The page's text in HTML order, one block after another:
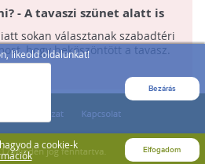
likeold oldalunkat!
Bezárás
a cookie-k
Elfogadom
- A tavaszi szünet alatt is
és arborétumok
sokan választanak szabadtéri
hogy beköszöntött a tavasz.